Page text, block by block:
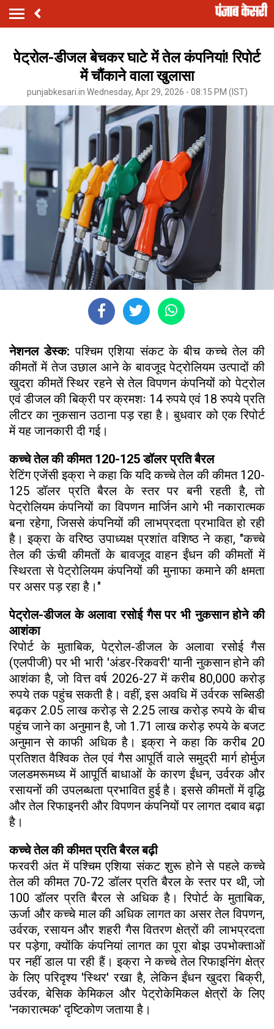
पेट्रोल-डीजल बेचकर घाटे में तेल कंपनियां! रिपोर्ट
में चौंकाने वाला खुलासा
punjabkesari.in Wednesday, Apr 29, 2026 - 08:15 PM (IST)
नेशनल डेस्क:पश्चिम एशिया संकट के बीच कच्चे तेल की
कीमतों में तेज उछाल आने के बावजूद पेट्रोलियम उत्पादों की
खुदरा कीमतें स्थिर रहने से तेल विपणन कंपनियों को पेट्रोल
एवं डीजल की बिक्री पर क्रमशः 14 रुपये एवं 18 रुपये प्रति
लीटर का नुकसान उठाना पड़ रहा है। बुधवार को एक रिपोर्ट
में यह जानकारी दी गई।
कच्चे तेल की कीमत 120-125 डॉलर प्रति बैरल
रेटिंग एजेंसी इक्रा ने कहा कि यदि कच्चे तेल की कीमत 120-
125 डॉलर प्रति बैरल के स्तर पर बनी रहती है, तो
पेट्रोलियम कंपनियों का विपणन मार्जिन आगे भी नकारात्मक
बना रहेगा, जिससे कंपनियों की लाभप्रदता प्रभावित हो रही
है। इक्रा के वरिष्ठ उपाध्यक्ष प्रशांत वशिष्ठ ने कहा, "कच्चे
तेल की ऊंची कीमतों के बावजूद वाहन ईंधन की कीमतों में
स्थिरता से पेट्रोलियम कंपनियों की मुनाफा कमाने की क्षमता
पर असर पड़ रहा है।"
पेट्रोल-डीजल के अलावा रसोई गैस पर भी नुकसान होने की
आशंका
रिपोर्ट के मुताबिक, पेट्रोल-डीजल के अलावा रसोई गैस
(एलपीजी) पर भी भारी 'अंडर-रिकवरी' यानी नुकसान होने की
आशंका है, जो वित्त वर्ष 2026-27 में करीब 80,000 करोड़
रुपये तक पहुंच सकती है। वहीं, इस अवधि में उर्वरक सब्सिडी
बढ़कर 2.05 लाख करोड़ से 2.25 लाख करोड़ रुपये के बीच
पहुंच जाने का अनुमान है, जो 1.71 लाख करोड़ रुपये के बजट
अनुमान से काफी अधिक है। इक्रा ने कहा कि करीब 20
प्रतिशत वैश्विक तेल एवं गैस आपूर्ति वाले समुद्री मार्ग होर्मुज
जलडमरूमध्य में आपूर्ति बाधाओं के कारण ईंधन, उर्वरक और
रसायनों की उपलब्धता प्रभावित हुई है। इससे कीमतों में वृद्धि
और तेल रिफाइनरी और विपणन कंपनियों पर लागत दबाव बढ़ा
है।
कच्चे तेल की कीमत प्रति बैरल बढ़ी
फरवरी अंत में पश्चिम एशिया संकट शुरू होने से पहले कच्चे
तेल की कीमत 70-72 डॉलर प्रति बैरल के स्तर पर थी, जो
100 डॉलर प्रति बैरल से अधिक है। रिपोर्ट के मुताबिक,
ऊर्जा और कच्चे माल की अधिक लागत का असर तेल विपणन,
उर्वरक, रसायन और शहरी गैस वितरण क्षेत्रों की लाभप्रदता
पर पड़ेगा, क्योंकि कंपनियां लागत का पूरा बोझ उपभोक्ताओं
पर नहीं डाल पा रही हैं। इक्रा ने कच्चे तेल रिफाइनिंग क्षेत्र
के लिए परिदृश्य 'स्थिर' रखा है, लेकिन ईंधन खुदरा बिक्री,
उर्वरक, बेसिक केमिकल और पेट्रोकेमिकल क्षेत्रों के लिए
'नकारात्मक' दृष्टिकोण जताया है।